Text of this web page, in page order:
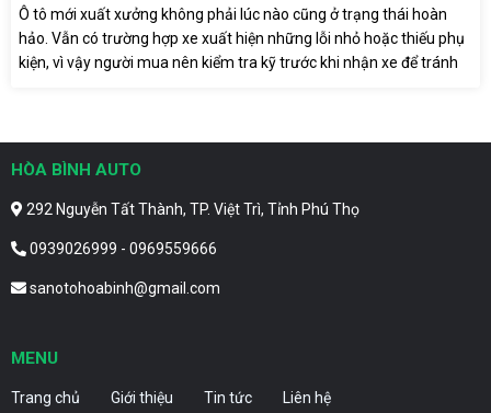
Ô tô mới xuất xưởng không phải lúc nào cũng ở trạng thái hoàn
hảo. Vẫn có trường hợp xe xuất hiện những lỗi nhỏ hoặc thiếu phụ
kiện, vì vậy người mua nên kiểm tra kỹ trước khi nhận xe để tránh
HÒA BÌNH AUTO
292 Nguyễn Tất Thành, TP. Việt Trì, Tỉnh Phú Thọ
0939026999 - 0969559666
sanotohoabinh@gmail.com
MENU
Trang chủ Giới thiệu Tin tức Liên hệ